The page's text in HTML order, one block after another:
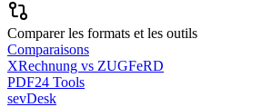
Comparer les formats et les outils
Comparaisons
XRechnung vs ZUGFeRD
PDF24 Tools
sevDesk